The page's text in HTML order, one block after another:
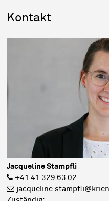
Sidebar
Kontakt
Jacqueline Stampfli
+41 41 329 63 02